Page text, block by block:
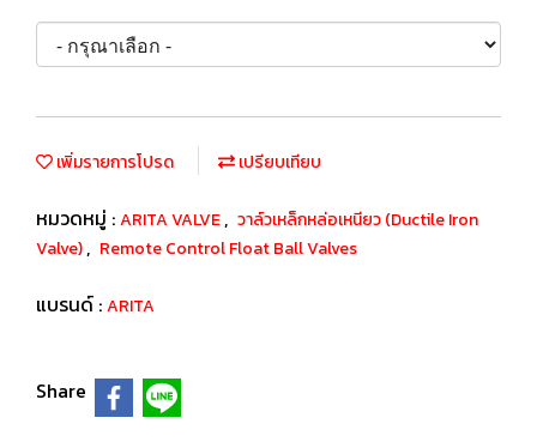
เพิ่มรายการโปรด เปรียบเทียบ
หมวดหมู่ :ARITA VALVE, วาล์วเหล็กหล่อเหนียว (Ductile Iron
Valve), Remote Control Float Ball Valves
แบรนด์ :ARITA
Share